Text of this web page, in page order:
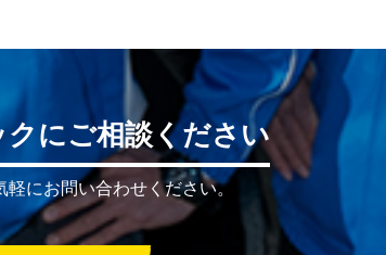
にご相談ください
軽にお問い合わせください。